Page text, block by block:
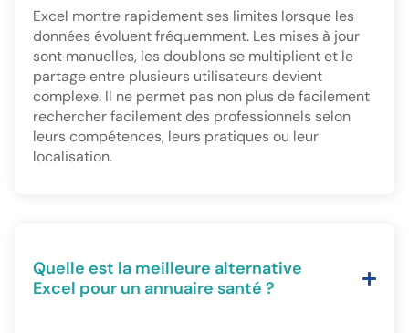
Excel montre rapidement ses limites lorsque les
données évoluent fréquemment. Les mises à jour
sont manuelles, les doublons se multiplient et le
partage entre plusieurs utilisateurs devient
complexe. Il ne permet pas non plus de facilement
rechercher facilement des professionnels selon
leurs compétences, leurs pratiques ou leur
localisation.
Quelle est la meilleure alternative
Excel pour un annuaire santé ?